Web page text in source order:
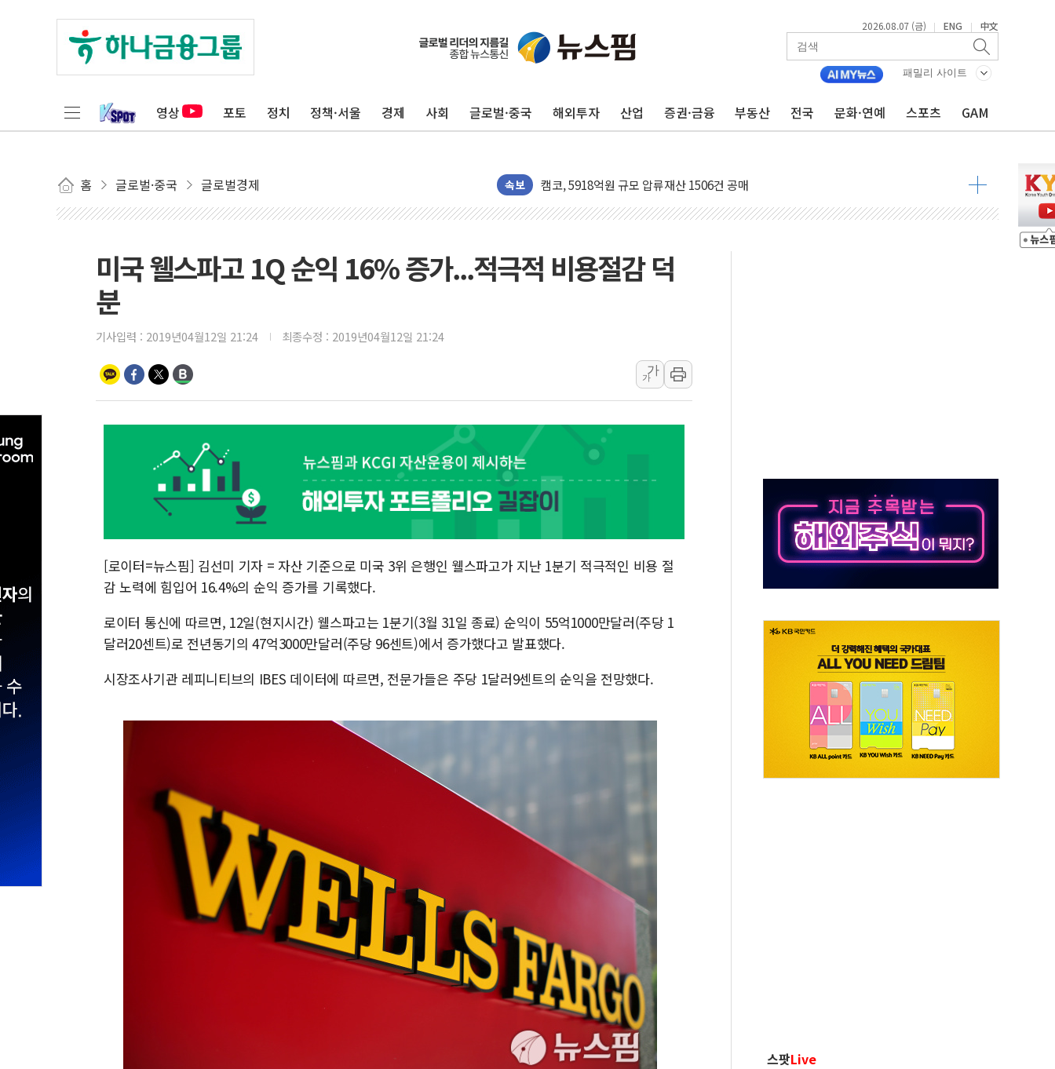
2026.08.07 (금) | ENG | 中文
패밀리 사이트
영상 포토 정치 정책·서울 경제 사회 글로벌·중국 해외투자 산업 증권·금융 부동산 전국 문화·연예 스포츠 GAM
홈 글로벌·중국 글로벌경제 속보
수박으로 여름 나는 하마
캠코, 5918억원 규모 압류재산 1506건 공매
가오픈한 홈플러스
[종합] 청도 흥선리 야산 산불 1시간36분만에 주불진화....인명피해 없어
네이버, AI 브리핑 도입 후 블로그 창작자 지원 규모 2배 확대
SKT, '8월 월간 럭키 페스타' 실시...휴대폰 결제 최대 6000원 할인
KTis, 02-114로 카카오 T 택시 호출 서비스
해군1함대 '창설 80주년' 기념식...지역축제 '불금전파, 송정'과 상생
원주시, 첨단의료복합단지 지정 준비 본격화…'AI 데이터 기반 메디테크 혁신허브' 구상
삼척시, 무건리 이끼폭포 생태탐방로 출입 통제
전남광주 화정역 인근 도로 4중 추돌…1명 심정지·5명 부상
청도 문수리 야산서 산불 진화 중...진화헬기 3대 투입
'해병 순직 책임' 임성근 전 사단장 항소심도 징역 3년
미국 웰스파고 1Q 순익 16% 증가...적극적 비용절감 덕
분
기사입력 : 2019년04월12일 21:24 최종수정 : 2019년04월12일 21:24
가
가
[로이터=뉴스핌] 김선미 기자 = 자산 기준으로 미국 3위 은행인 웰스파고가 지난 1분기 적극적인 비용 절
감 노력에 힘입어 16.4%의 순익 증가를 기록했다.
로이터 통신에 따르면, 12일(현지시간) 웰스파고는 1분기(3월 31일 종료) 순익이 55억1000만달러(주당 1
달러20센트)로 전년동기의 47억3000만달러(주당 96센트)에서 증가했다고 발표했다.
시장조사기관 레피니티브의 IBES 데이터에 따르면, 전문가들은 주당 1달러9센트의 순익을 전망했다.
스팟Live